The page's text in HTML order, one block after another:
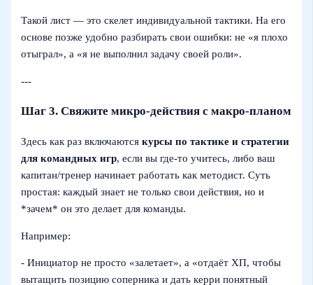
Такой лист — это скелет индивидуальной тактики. На его
основе позже удобно разбирать свои ошибки: не «я плохо
отыграл», а «я не выполнил задачу своей роли».
---
Шаг 3. Свяжите микро‑действия с макро‑планом
Здесь как раз включаютсякурсы по тактике и стратегии
для командных игр, если вы где‑то учитесь, либо ваш
капитан/тренер начинает работать как методист. Суть
простая: каждый знает не только свои действия, но и
*зачем* он это делает для команды.
Например:
- Инициатор не просто «залетает», а «отдаёт ХП, чтобы
вытащить позицию соперника и дать керри понятный